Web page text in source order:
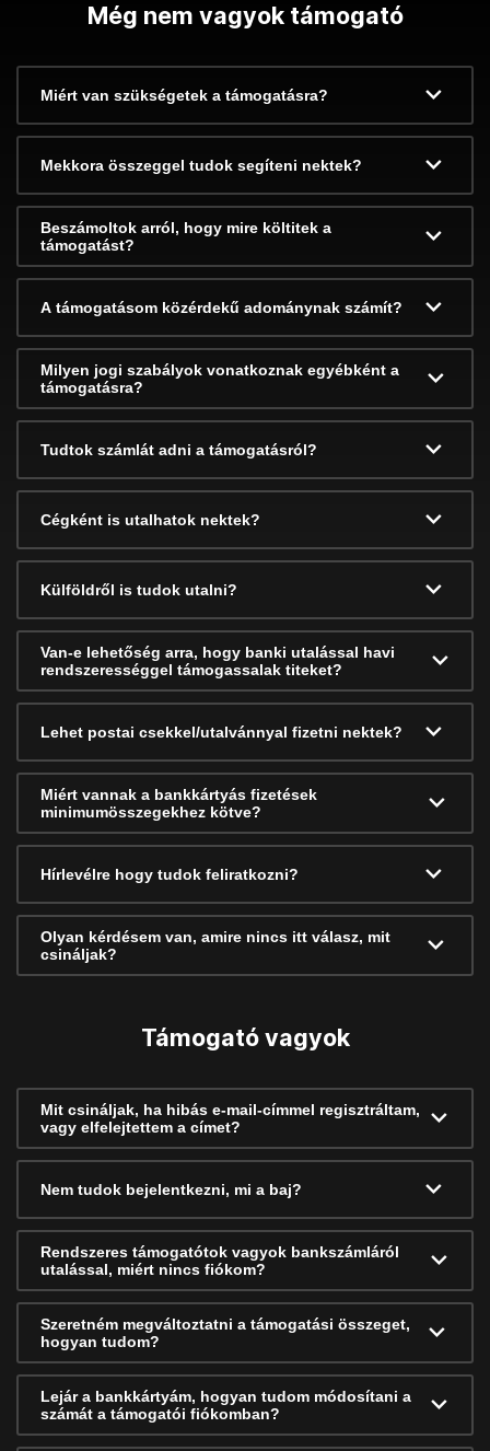
Még nem vagyok támogató
Miért van szükségetek a támogatásra?
Mekkora összeggel tudok segíteni nektek?
Beszámoltok arról, hogy mire költitek a
támogatást?
A támogatásom közérdekű adománynak számít?
Milyen jogi szabályok vonatkoznak egyébként a
támogatásra?
Tudtok számlát adni a támogatásról?
Cégként is utalhatok nektek?
Külföldről is tudok utalni?
Van-e lehetőség arra, hogy banki utalással havi
rendszerességgel támogassalak titeket?
Lehet postai csekkel/utalvánnyal fizetni nektek?
Miért vannak a bankkártyás fizetések
minimumösszegekhez kötve?
Hírlevélre hogy tudok feliratkozni?
Olyan kérdésem van, amire nincs itt válasz, mit
csináljak?
Támogató vagyok
Mit csináljak, ha hibás e-mail-címmel regisztráltam,
vagy elfelejtettem a címet?
Nem tudok bejelentkezni, mi a baj?
Rendszeres támogatótok vagyok bankszámláról
utalással, miért nincs fiókom?
Szeretném megváltoztatni a támogatási összeget,
hogyan tudom?
Lejár a bankkártyám, hogyan tudom módosítani a
számát a támogatói fiókomban?